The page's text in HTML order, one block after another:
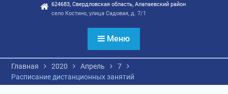
624683, Свердловская область, Алапаевский район
село Костино, улица Садовая, д. 7/1
Меню
Главная 2020 Апрель
7
Расписание дистанционных занятий